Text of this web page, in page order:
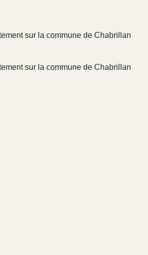
sur la commune de Chabrillan
sur la commune de Chabrillan